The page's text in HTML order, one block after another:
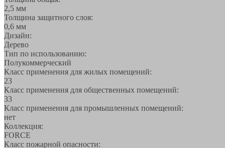
2,5 мм
Толщина защитного слоя:
0,6 мм
Дизайн:
Дерево
Тип по использованию:
Полукоммерческий
Класс применения для жилых помещений:
23
Класс применения для общественных помещений:
33
Класс применения для промышленных помещений:
нет
Коллекция:
FORCE
Класс пожарной опасности: